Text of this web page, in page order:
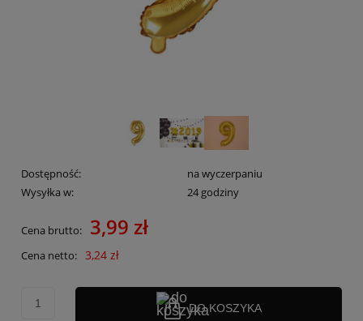
Dostępność:
na wyczerpaniu
Wysyłka w:
24 godziny
Cena brutto: 3,99 zł
Cena netto: 3,24 zł
DO KOSZYKA